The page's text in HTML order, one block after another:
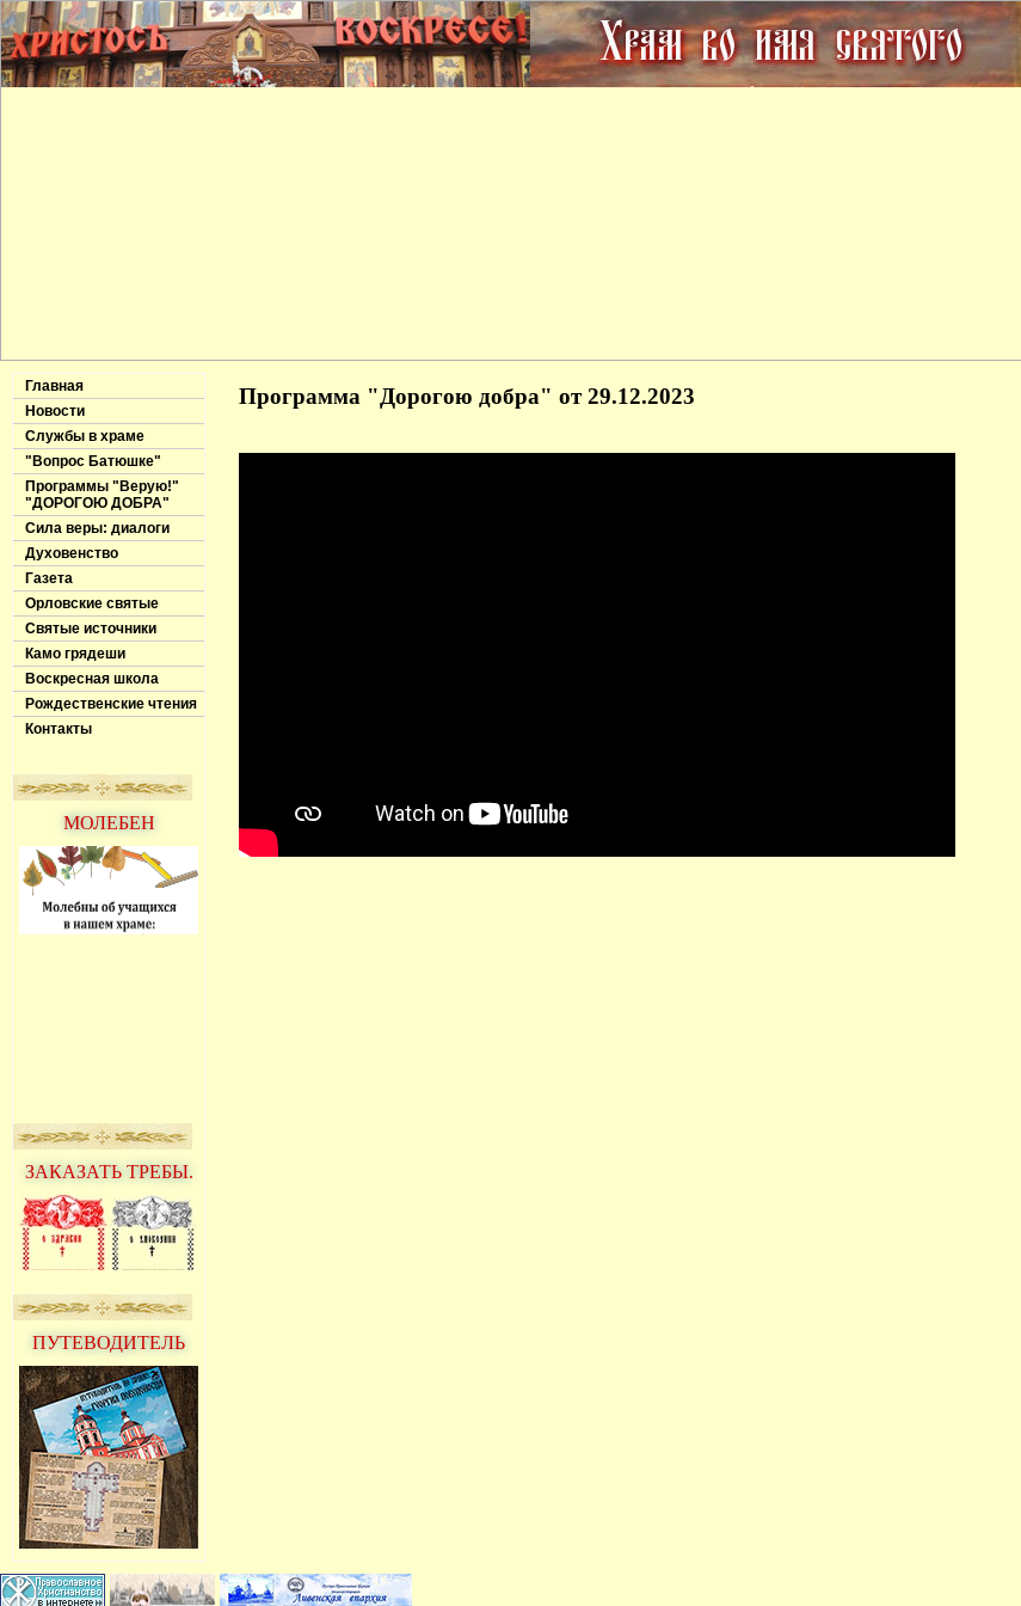
Главная
Новости
Службы в храме
"Вопрос Батюшке"
Программы "Верую!"
"ДОРОГОЮ ДОБРА"
Сила веры: диалоги
Духовенство
Газета
Орловские святые
Святые источники
Камо грядеши
Воскресная школа
Рождественские чтения
Контакты
МОЛЕБЕН
ЗАКАЗАТЬ ТРЕБЫ.
ПУТЕВОДИТЕЛЬ
Программа "Дорогою добра" от 29.12.2023